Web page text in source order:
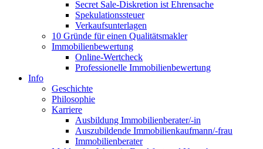
Secret Sale-Diskretion ist Ehrensache
Spekulationssteuer
Verkaufsunterlagen
10 Gründe für einen Qualitätsmakler
Immobilienbewertung
Online-Wertcheck
Professionelle Immobilienbewertung
Info
Geschichte
Philosophie
Karriere
Ausbildung Immobilienberater/-in
Auszubildende Immobilienkaufmann/-frau
Immobilienberater